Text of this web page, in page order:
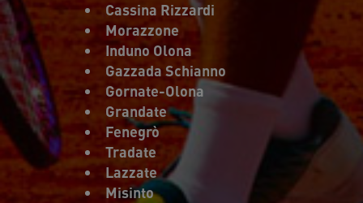
Cassina Rizzardi
Morazzone
Induno Olona
Gazzada Schianno
Gornate-Olona
Grandate
Fenegrò
Tradate
Lazzate
Misinto